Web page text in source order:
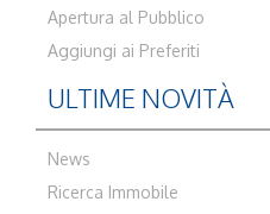
Apertura al Pubblico
Aggiungi ai Preferiti
ULTIME NOVITÀ
News
Ricerca Immobile